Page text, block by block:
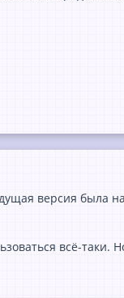
версия была
всё-